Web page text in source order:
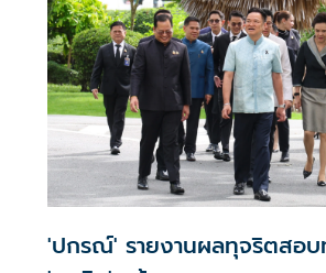
'ปกรณ์' รายงานผลทุจริตสอบ